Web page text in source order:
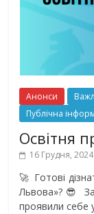
Анонси
Публічна
Освітня
16 Грудня, 2024
🚀 Готові
Львова»?😎
проявили себе